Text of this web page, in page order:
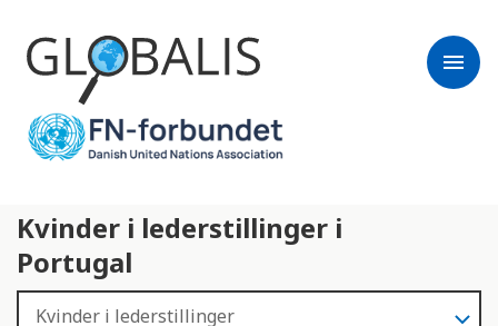
menu
Kvinder i lederstillinger i
Portugal